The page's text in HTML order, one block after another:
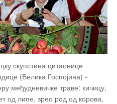
скупстина цитаонице
(Велика Госпојина) -
међудневичке траве: кичицу,
од липе, зрео род од корова,